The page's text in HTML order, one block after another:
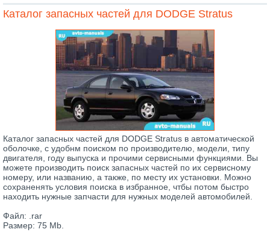
Каталог запасных частей для DODGE Stratus
Каталог запасных частей для DODGE Stratus в автоматической
оболочке, с удобнм поиском по производителю, модели, типу
двигателя, году выпуска и прочими сервисными функциями. Вы
можете производить поиск запасных частей по их сервисному
номеру, или названию, а также, по месту их установки. Можно
сохраненять условия поиска в избранное, чтбы потом быстро
находить нужные запчасти для нужных моделей автомобилей.
Файл: .rar
Размер: 75 Mb.